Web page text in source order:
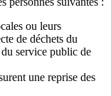
ou leurs
de déchets du
service public de
une reprise des